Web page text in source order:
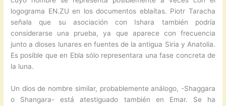
logograma EN.ZU en los documentos eblaítas. Piotr Taracha
señala que su asociación con Ishara también podría
considerarse una prueba, ya que aparece con frecuencia
junto a dioses lunares en fuentes de la antigua Siria y Anatolia.
Es posible que en Ebla sólo representara una fase concreta de
la luna.
Un dios de nombre similar, probablemente análogo, -Shaggara
o Shangara- está atestiguado también en Emar. Se ha